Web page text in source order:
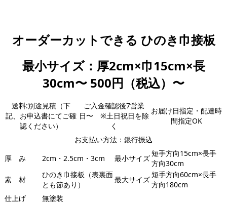
オーダーカットできる ひのき巾接板
最小サイズ：厚2cm×巾15cm×長
30cm〜 500円（税込）〜
送料:別途見積（下
記、お申込書にてご確
認ください）
ご入金確認後7営業
日〜 ※土日祝日を除
く
お届け日指定・配達時
間指定OK
お支払い方法：銀行振込
厚 み
2cm・2.5cm・3cm 最小サイズ
短手方向15cm×長手
方向30cm
素 材
ひのき巾接板（表裏面
とも節あり）
最大サイズ
短手方向60cm×長手
方向180cm
仕上げ
無塗装